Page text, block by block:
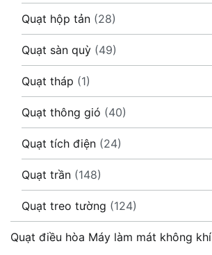
Quạt hộp tản (28)
Quạt sàn quỳ (49)
Quạt tháp (1)
Quạt thông gió (40)
Quạt tích điện (24)
Quạt trần (148)
Quạt treo tường (124)
Quạt điều hòa Máy làm mát không khí